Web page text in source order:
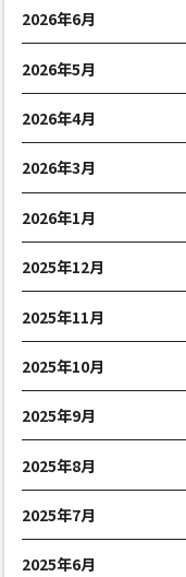
2026年6月
2026年5月
2026年4月
2026年3月
2026年1月
2025年12月
2025年11月
2025年10月
2025年9月
2025年8月
2025年7月
2025年6月